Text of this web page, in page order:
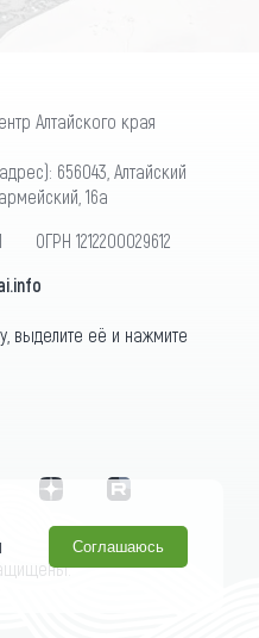
Алтайского края
656043, Алтайский
16а
ОГРН 1212200029612
выделите её и нажмите
Соглашаюсь